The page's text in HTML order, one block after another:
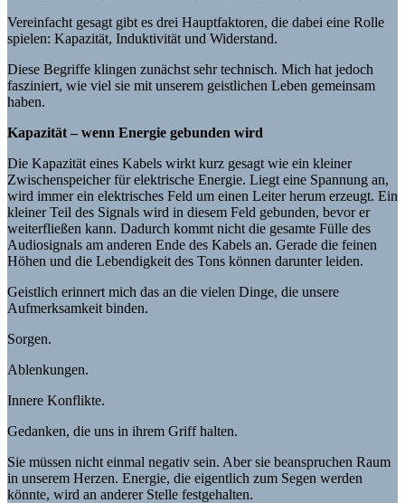
Vereinfacht gesagt gibt es drei Hauptfaktoren, die dabei eine Rolle
spielen: Kapazität, Induktivität und Widerstand.
Diese Begriffe klingen zunächst sehr technisch. Mich hat jedoch
fasziniert, wie viel sie mit unserem geistlichen Leben gemeinsam
haben.
Kapazität – wenn Energie gebunden wird
Die Kapazität eines Kabels wirkt kurz gesagt wie ein kleiner
Zwischenspeicher für elektrische Energie. Liegt eine Spannung an,
wird immer ein elektrisches Feld um einen Leiter herum erzeugt. Ein
kleiner Teil des Signals wird in diesem Feld gebunden, bevor er
weiterfließen kann. Dadurch kommt nicht die gesamte Fülle des
Audiosignals am anderen Ende des Kabels an. Gerade die feinen
Höhen und die Lebendigkeit des Tons können darunter leiden.
Geistlich erinnert mich das an die vielen Dinge, die unsere
Aufmerksamkeit binden.
Sorgen.
Ablenkungen.
Innere Konflikte.
Gedanken, die uns in ihrem Griff halten.
Sie müssen nicht einmal negativ sein. Aber sie beanspruchen Raum
in unserem Herzen. Energie, die eigentlich zum Segen werden
könnte, wird an anderer Stelle festgehalten.